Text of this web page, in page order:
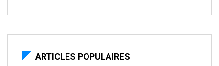
ARTICLES POPULAIRES